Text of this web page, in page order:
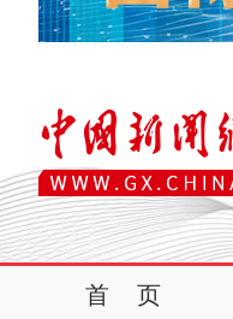
首 页